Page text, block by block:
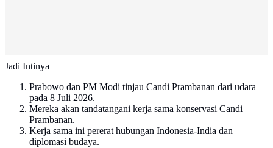
Jadi Intinya
Prabowo dan PM Modi tinjau Candi Prambanan dari udara
pada 8 Juli 2026.
Mereka akan tandatangani kerja sama konservasi Candi
Prambanan.
Kerja sama ini pererat hubungan Indonesia-India dan
diplomasi budaya.